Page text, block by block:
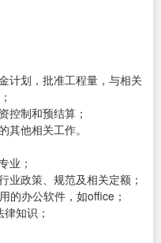
计划，批准工程量，与相关
控制和预结算；
其他相关工作。
业；
业政策、规范及相关定额；
的办公软件，如office；
知识；